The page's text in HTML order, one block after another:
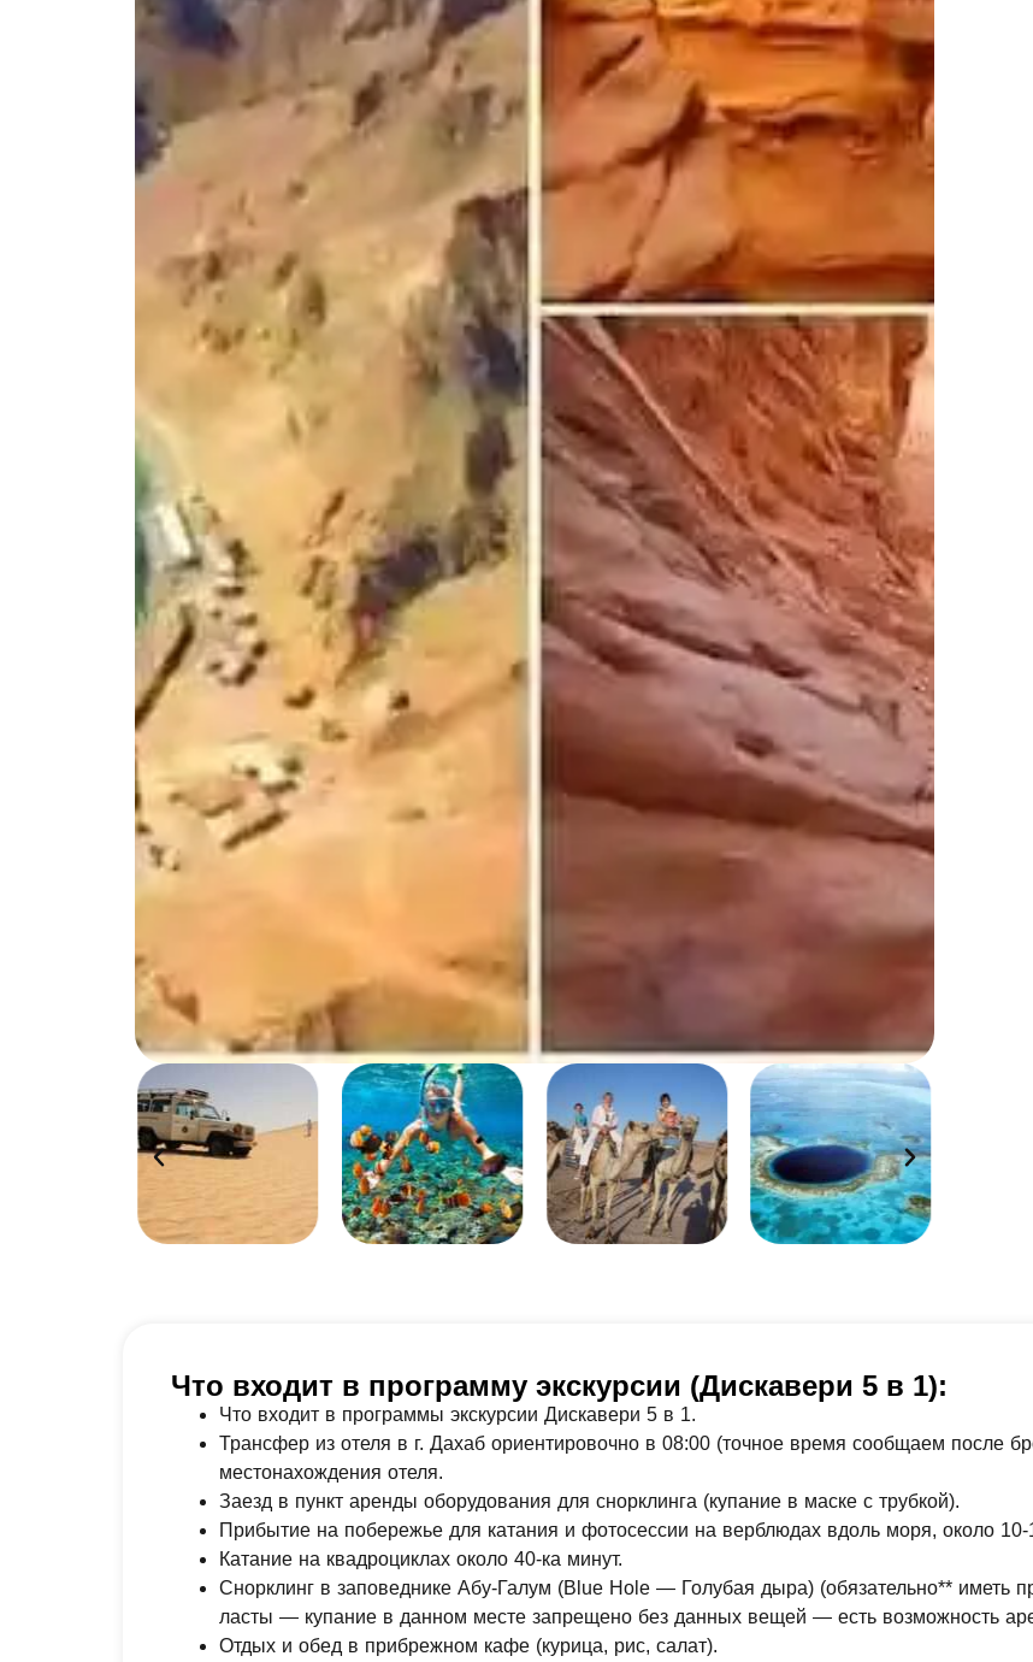
Что входит в программу экскурсии (Дискавери 5 в 1):
Что входит в программы экскурсии Дискавери 5 в 1.
Трансфер из отеля в г. Дахаб ориентировочно в 08:00 (точное время сообщаем после
местонахождения отеля.
Заезд в пункт аренды оборудования для снорклинга (купание в маске с трубкой).
Прибытие на побережье для катания и фотосессии на верблюдах вдоль моря, около 10-
Катание на квадроциклах около 40-ка минут.
Снорклинг в заповеднике Абу-Галум (Blue Hole — Голубая дыра) (обязательно** иметь
ласты — купание в данном месте запрещено без данных вещей — есть возможность
Отдых и обед в прибрежном кафе (курица, рис, салат).